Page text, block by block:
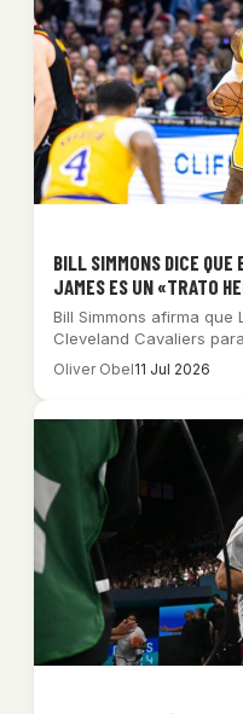
BILL SIMMONS DICE QUE
JAMES ES UN «TRATO
Bill Simmons afirma que
Cleveland Cavaliers
Oliver Obel11 Jul 2026